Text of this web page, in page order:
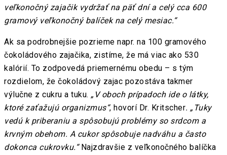
veľkonočný zajačik vydržať na päť dní a celý cca 600
gramový veľkonočný balíček na celý mesiac.“
Ak sa podrobnejšie pozrieme napr. na 100 gramového
čokoládového zajačika, zistíme, že má viac ako 530
kalórií. To zodpovedá priemernému obedu – s tým
rozdielom, že čokoládový zajac pozostáva takmer
výlučne z cukru a tuku. „V oboch prípadoch ide o látky,
ktoré zaťažujú organizmus“, hovorí Dr. Kritscher. „Tuky
vedú k priberaniu a spôsobujú problémy so srdcom a
krvným obehom. A cukor spôsobuje nadváhu a často
dokonca cukrovku.“Najzdravšie z veľkonočného balíčka